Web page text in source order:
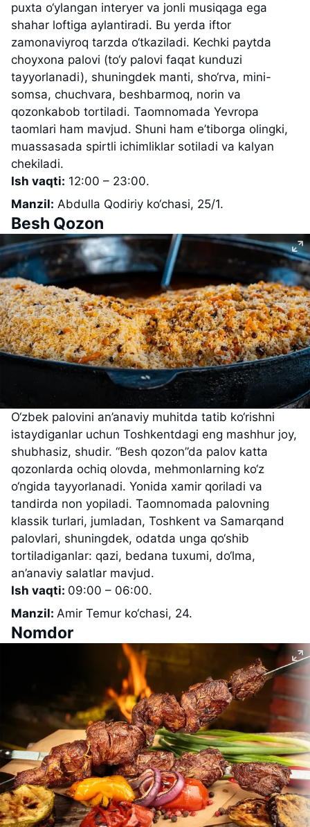
puxta o‘ylangan interyer va jonli musiqaga ega
shahar loftiga aylantiradi. Bu yerda iftor
zamonaviyroq tarzda o‘tkaziladi. Kechki paytda
choyxona palovi (to‘y palovi faqat kunduzi
tayyorlanadi), shuningdek manti, sho‘rva, mini-
somsa, chuchvara, beshbarmoq, norin va
qozonkabob tortiladi. Taomnomada Yevropa
taomlari ham mavjud. Shuni ham e’tiborga olingki,
muassasada spirtli ichimliklar sotiladi va kalyan
chekiladi.
Ish vaqti: 12:00 – 23:00.
Manzil: Abdulla Qodiriy ko‘chasi, 25/1.
Besh Qozon
O‘zbek palovini an’anaviy muhitda tatib ko‘rishni
istaydiganlar uchun Toshkentdagi eng mashhur joy,
shubhasiz, shudir. “Besh qozon”da palov katta
qozonlarda ochiq olovda, mehmonlarning ko‘z
o‘ngida tayyorlanadi. Yonida xamir qoriladi va
tandirda non yopiladi. Taomnomada palovning
klassik turlari, jumladan, Toshkent va Samarqand
palovlari, shuningdek, odatda unga qo‘shib
tortiladiganlar: qazi, bedana tuxumi, do‘lma,
an’anaviy salatlar mavjud.
Ish vaqti: 09:00 – 06:00.
Manzil: Amir Temur ko‘chasi, 24.
Nomdor